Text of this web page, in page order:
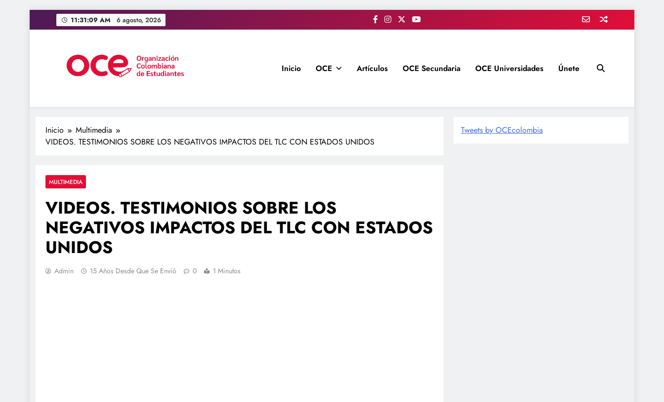
al
11:31:09 AM 6 agosto, 2026
OCE Colombia
Inicio OCE Artículos OCE Secundaria OCE Universidades Únete
Inicio
Multimedia
VIDEOS. TESTIMONIOS SOBRE LOS NEGATIVOS IMPACTOS DEL TLC CON ESTADOS UNIDOS
MULTIMEDIA
VIDEOS. TESTIMONIOS SOBRE LOS
NEGATIVOS IMPACTOS DEL TLC CON ESTADOS
UNIDOS
Admin 15 Años Desde Que Se Envió 0 1 Minutos
Tweets by OCEcolombia